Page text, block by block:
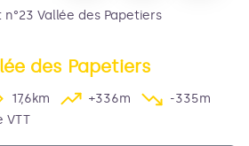
n°23 Vallée des Papetiers
des Papetiers
17,6km +336m
-335m
VTT